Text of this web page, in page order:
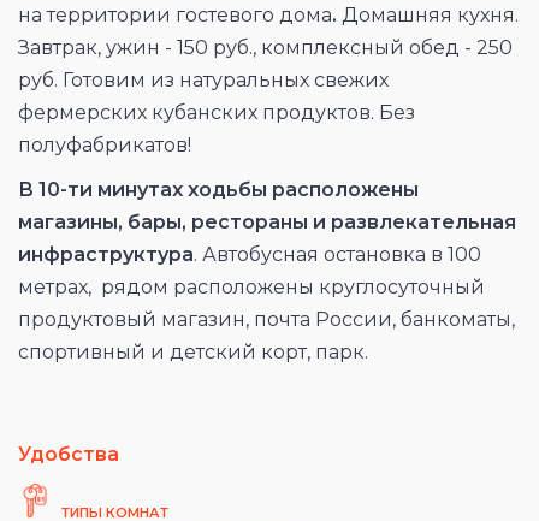
на территории гостевого дома. Домашняя кухня.
Завтрак, ужин - 150 руб., комплексный обед - 250
руб. Готовим из натуральных свежих
фермерских кубанских продуктов. Без
полуфабрикатов!
В 10-ти минутах ходьбы расположены
магазины, бары, рестораны и развлекательная
инфраструктура. Автобусная остановка в 100
метрах, рядом расположены круглосуточный
продуктовый магазин, почта России, банкоматы,
спортивный и детский корт, парк.
Удобства
ТИПЫ КОМНАТ